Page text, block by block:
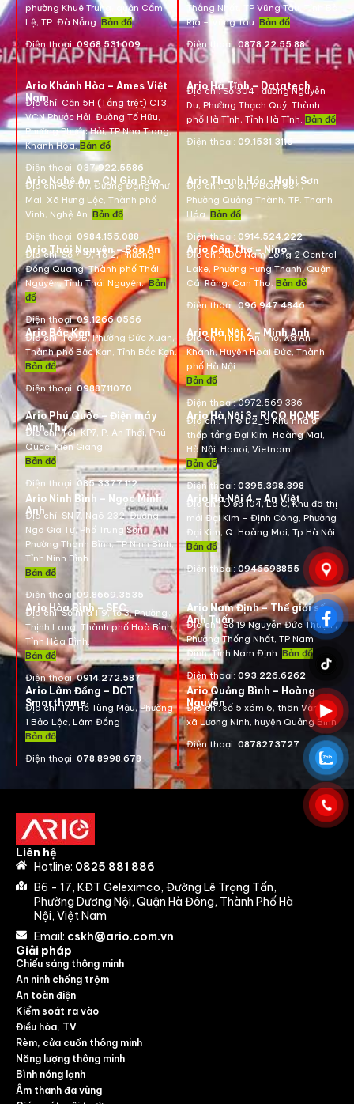
phường Khuê Trung, quận Cẩm
Lệ, TP. Đà Nẵng.Bản đồ
Điện thoại:0968.531.009
Thắng Nhất, TP Vũng Tàu, Tỉnh Bà
Rịa – Vũng Tàu. Bản đồ
Điện thoại:0878.22.55.88
Ario Khánh Hòa – Ames Việt
Nam
Địa chỉ: Căn 5H (Tầng trệt) CT3,
VCN Phước Hải, Đường Tố Hữu,
Phường Phước Hải, TP Nha Trang,
Khánh Hòa.Bản đồ
Điện thoại: 037.922.5586
Ario Hà Tĩnh – Datatech
Địa chỉ:Số 304 , đường Nguyễn
Du, Phường Thạch Quý, Thành
phố Hà Tĩnh, Tỉnh Hà Tĩnh. Bản đồ
Điện thoại: 09.1531.3116
Ario Nghệ An – CN Gia Bảo
Địa chỉ:Số 107, Đường Đặng Như
Mai, Xã Hưng Lộc, Thành phố
Vinh, Nghệ An. Bản đồ
Điện thoại: 0984.155.088
Ario Thanh Hóa -Nghi Sơn
Địa chỉ: Lô 81, MBQH 584,
Phường Quảng Thành, TP. Thanh
Hóa.Bản đồ
Điện thoại: 0914.524.222
Ario Thái Nguyên – Bảo An
Địa chỉ: Số 7-9, Tổ 2, Phường
Đồng Quang, Thành phố Thái
Nguyên, Tỉnh Thái Nguyên.Bản
đồ
Điện thoại:09.1266.0566
Ario Cần Thơ – Nino
Địa chỉ:KDC Nam Long 2 Central
Lake, Phường Hưng Thạnh, Quận
Cái Răng, Can Tho. Bản đồ
Điện thoại:096.947.4846
Ario Bắc Kạn
Địa chỉ:Tổ 9B, Phường Đức Xuân,
Thành phố Bắc Kạn, Tỉnh Bắc Kạn.
Bản đồ
Điện thoại: 0988711070
Ario Hà Nội 2 – Minh Anh
Địa chỉ:Thôn An Thọ, Xã An
Khánh, Huyện Hoài Đức, Thành
phố Hà Nội.
Bản đồ
Điện thoại:0972.569.336
Ario Phú Quốc – Điện máy
Anh Thư
Địa chỉ:Tổ1, KP7, P. An Thới, Phú
Quốc, Kiên Giang.
Bản đồ
Điện thoại: 085.3377.112
Ario Hà Nội 3- RICO HOME
Địa chỉ: TT 6 D2_6 Khu nhà ở
thấp tầng Đại Kim, Hoàng Mai,
Hà Nội, Hanoi, Vietnam
Bản đồ
Điện thoại: 0395.398.398
Ario Ninh Bình – Ngọc Minh
Anh
Địa chỉ: SN 7, Ngõ 232, Đường
Ngô Gia Tự, Phố Trung Sơn,
Phường Thanh Bình, TP Ninh Bình,
Tỉnh Ninh Bình.
Bản đồ
Điện thoại:09.8669.3535
Ario Hà Nội 4 – An Việt
Địa chỉ:Ô số 104, Lô C, Khu đô thị
mới Đại Kim – Định Công, Phường
Đại Kim, Q. Hoàng Mai, Tp.Hà Nội.
Bản đồ
Điện thoại: 0946598855
Ario Hòa Bình – SEC
Địa chỉ:Số nhà 119, tổ 3, Phường
Thịnh Lang, Thành phố Hoà Bình,
Tỉnh Hòa Bình.
Bản đồ
Điện thoại:0914.272.587
Ario Nam Định – Thế giới số
Anh Tuấn
Địa chỉ:Số 19 Nguyễn Đức Thuận ,
Phường Thống Nhất, TP Nam
Định, Tỉnh Nam Định. Bản đồ
Điện thoại: 093.226.6262
Ario Lâm Đồng – DCT
Smarthome
Địa chỉ: 170 Hồ Tùng Mậu, Phường
1 Bảo Lộc, Lâm Đồng
Bản đồ
Điện thoại: 078.8998.678
Ario Quảng Bình – Hoàng
Nguyên
Địa chỉ: số 5 xóm 6, thôn Văn La,
xã Lương Ninh, huyện Quảng Bình
Điện thoại: 0878273727
Liên hệ
Hotline: 0825 881 886
B6 - 17, KĐT Geleximco, Đường Lê Trọng Tấn,
Phường Dương Nội, Quận Hà Đông, Thành Phố Hà
Nội, Việt Nam
Email: cskh@ario.com.vn
Giải pháp
Chiếu sáng thông minh
An ninh chống trộm
An toàn điện
Kiểm soát ra vào
Điều hòa, TV
Rèm, cửa cuốn thông minh
Năng lượng thông minh
Bình nóng lạnh
Âm thanh đa vùng